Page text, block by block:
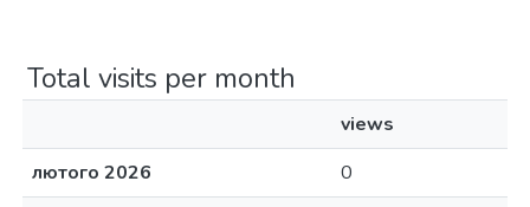
Total visits per month
views
лютого 2026
0